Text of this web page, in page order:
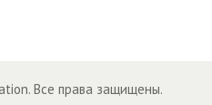
Все права защищены.